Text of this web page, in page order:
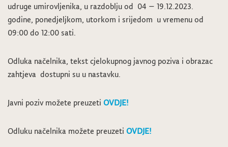
udruge umirovljenika, u razdoblju od 04 – 19.12.2023.
godine, ponedjeljkom, utorkom i srijedom u vremenu od
09:00 do 12:00 sati.
Odluka načelnika, tekst cjelokupnog javnog poziva i obrazac
zahtjeva dostupni su u nastavku.
Javni poziv možete preuzeti OVDJE!
Odluku načelnika možete preuzeti OVDJE!